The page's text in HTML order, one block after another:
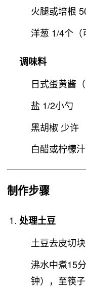
火腿或培根
洋葱 1/4个（
调味料
日式蛋黄酱
盐 1/2小勺
黑胡椒 少许
白醋或柠檬
制作步骤
处理土豆
土豆去皮切
沸水中煮15
钟），至筷